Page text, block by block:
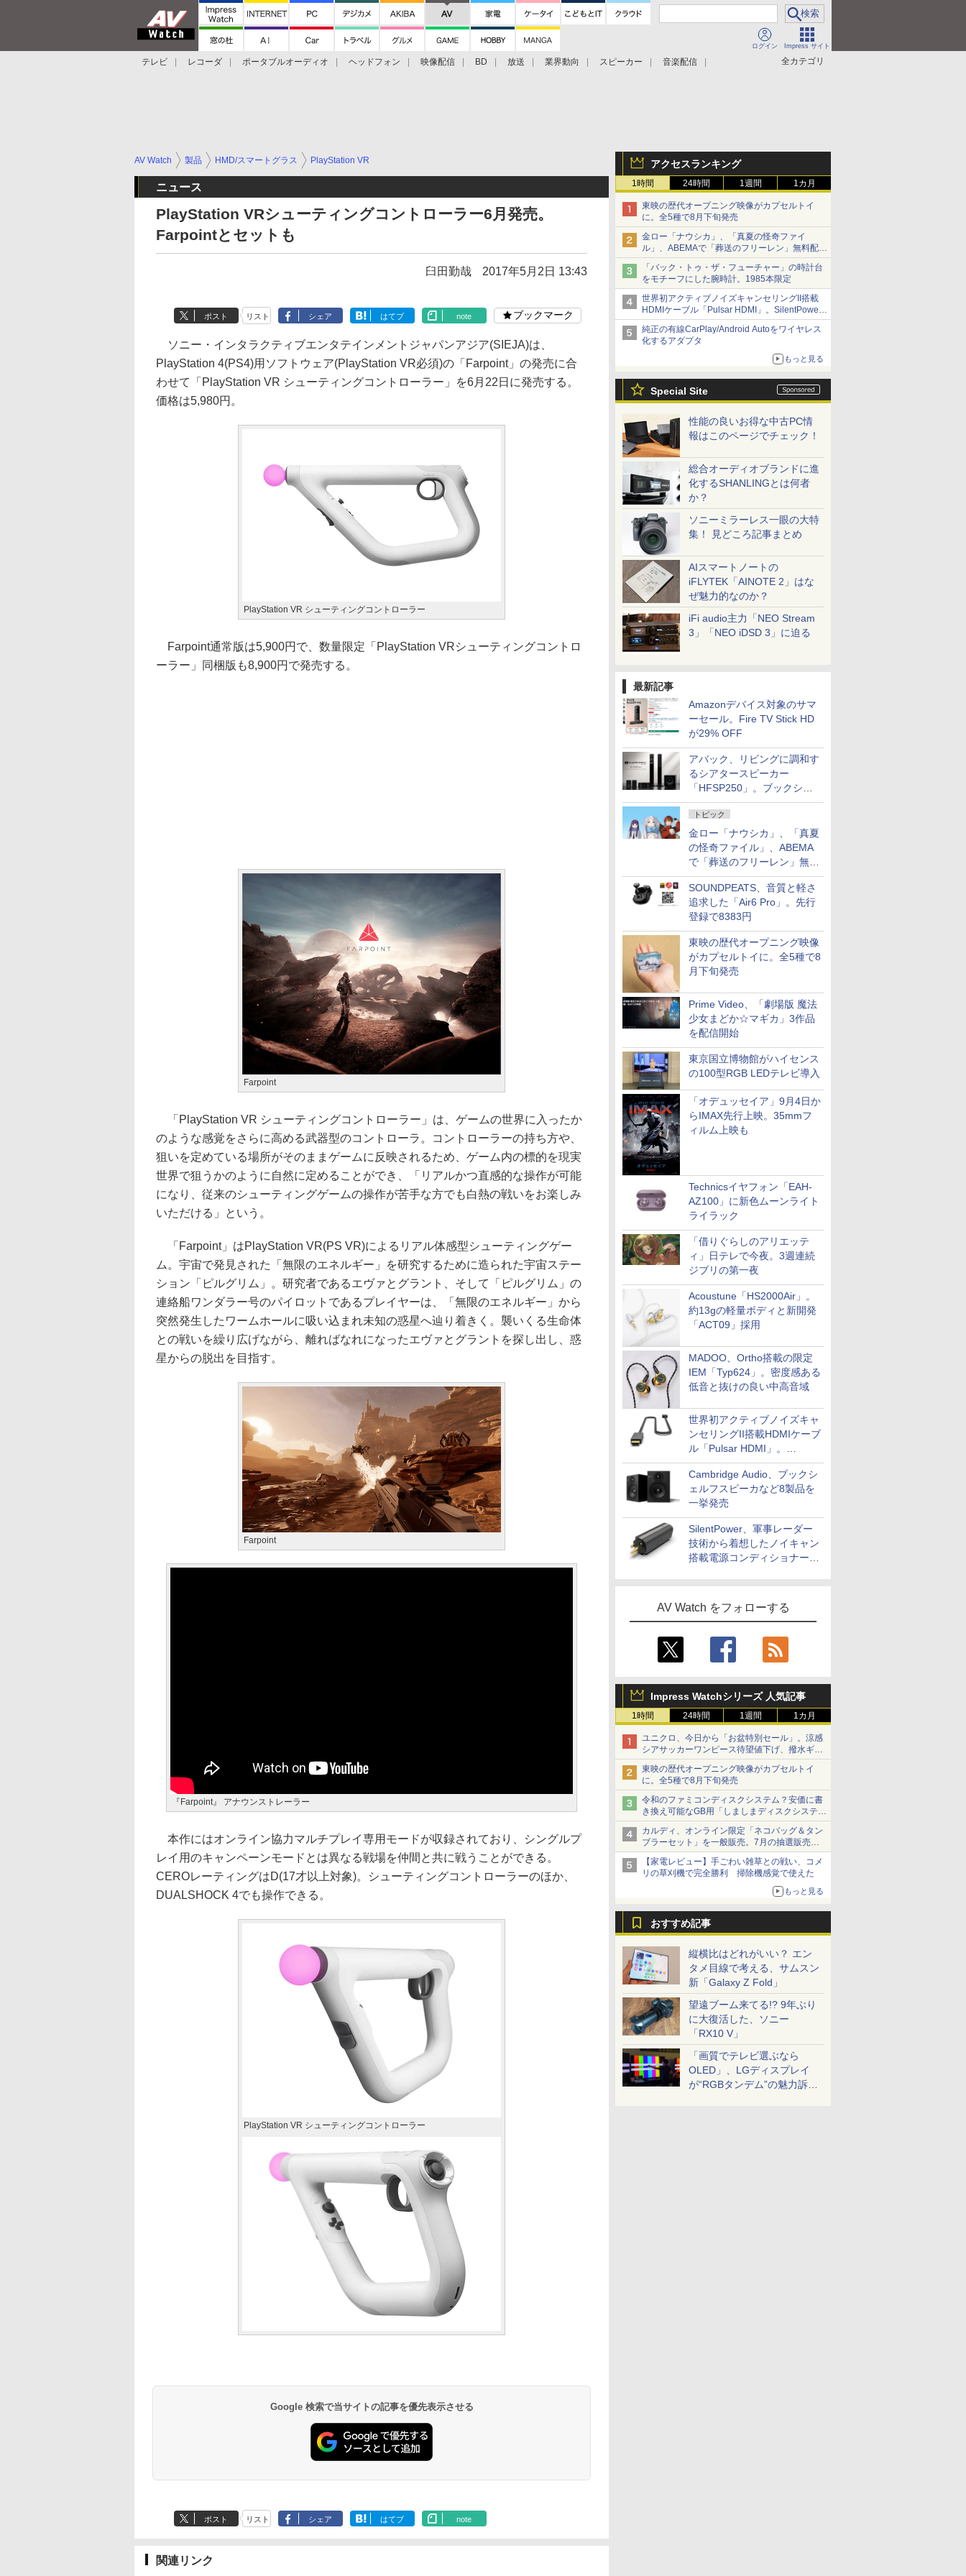
ログイン Impress サイト
全カテゴリ
テレビ レコーダ ポータブルオーディオ ヘッドフォン 映像配信 BD 放送 業界動向 スピーカー
音楽配信
アクセスランキング
1時間 24時間 1週間 1カ月
東映の歴代オープニング映像がカプセルトイ
に。全5種で8月下旬発売
金ロー「ナウシカ」、「真夏の怪奇ファイ
ル」、ABEMAで「葬送のフリーレン」無料配信
など。夏の特番・配信情報
「バック・トゥ・ザ・フューチャー」の時計台
をモチーフにした腕時計。1985本限定
世界初アクティブノイズキャンセリングII搭載
HDMIケーブル「Pulsar HDMI」。SilentPower
から
純正の有線CarPlay/Android Autoをワイヤレス
化するアダプタ
もっと見る
Special Site
性能の良いお得な中古PC情
報はこのページでチェック！
総合オーディオブランドに進
化するSHANLINGとは何者
か？
ソニーミラーレス一眼の大特
集！ 見どころ記事まとめ
AIスマートノートの
iFLYTEK「AINOTE 2」はな
ぜ魅力的なのか？
iFi audio主力「NEO Stream
3」「NEO iDSD 3」に迫る
最新記事
Amazonデバイス対象のサマ
ーセール。Fire TV Stick HD
が29% OFF
アバック、リビングに調和す
るシアタースピーカー
「HFSP250」。ブックシェ
ルフはペア3万円以下
トピック
金ロー「ナウシカ」、「真夏
の怪奇ファイル」、ABEMA
で「葬送のフリーレン」無料
配信など。夏の特番・配信情
報
SOUNDPEATS、音質と軽さ
追求した「Air6 Pro」。先行
登録で8383円
東映の歴代オープニング映像
がカプセルトイに。全5種で8
月下旬発売
Prime Video、「劇場版 魔法
少女まどか☆マギカ」3作品
を配信開始
東京国立博物館がハイセンス
の100型RGB LEDテレビ導入
「オデュッセイア」9月4日か
らIMAX先行上映。35mmフ
ィルム上映も
Technicsイヤフォン「EAH-
AZ100」に新色ムーンライト
ライラック
「借りぐらしのアリエッテ
ィ」日テレで今夜。3週連続
ジブリの第一夜
Acoustune「HS2000Air」。
約13gの軽量ボディと新開発
「ACT09」採用
MADOO、Ortho搭載の限定
IEM「Typ624」。密度感ある
低音と抜けの良い中高音域
世界初アクティブノイズキャ
ンセリングII搭載HDMIケーブ
ル「Pulsar HDMI」。
SilentPowerから
Cambridge Audio、ブックシ
ェルフスピーカなど8製品を
一挙発売
SilentPower、軍事レーダー
技術から着想したノイキャン
搭載電源コンディショナー
AV Watch をフォローする
Impress Watchシリーズ 人気記事
1時間 24時間 1週間 1カ月
ユニクロ、今日から「お盆特別セール」。涼感
シアサッカーワンピース待望値下げ、撥水ギア
ショーツは1990円に
東映の歴代オープニング映像がカプセルトイ
に。全5種で8月下旬発売
令和のファミコンディスクシステム？安価に書
き換え可能なGB用「しましまディスクシステ
ム」
カルディ、オンライン限定「ネコバッグ＆タン
ブラーセット」を一般販売。7月の抽選販売の
当選無効分
【家電レビュー】手ごわい雑草との戦い、コメ
リの草刈機で完全勝利 掃除機感覚で使えた
もっと見る
おすすめ記事
縦横比はどれがいい？ エン
タメ目線で考える、サムスン
新「Galaxy Z Fold」
望遠ブーム来てる!? 9年ぶり
に大復活した、ソニー
「RX10 V」
「画質でテレビ選ぶなら
OLED」、LGディスプレイ
が“RGBタンデム”の魅力訴
AV Watch 製品 HMD/スマートグラス PlayStation VR
ニュース
PlayStation VRシューティングコントローラー6月発売。
Farpointとセットも
臼田勤哉 2017年5月2日 13:43
ポスト リスト シェア はてブ note ブックマーク
ソニー・インタラクティブエンタテインメントジャパンアジア(SIEJA)は、
PlayStation 4(PS4)用ソフトウェア(PlayStation VR必須)の「Farpoint」の発売に合
わせて「PlayStation VR シューティングコントローラー」を6月22日に発売する。
価格は5,980円。
PlayStation VR シューティングコントローラー
Farpoint通常版は5,900円で、数量限定「PlayStation VRシューティングコントロ
ーラー」同梱版も8,900円で発売する。
Farpoint
「PlayStation VR シューティングコントローラー」は、ゲームの世界に入ったか
のような感覚をさらに高める武器型のコントローラ。コントローラーの持ち方や、
狙いを定めている場所がそのままゲームに反映されるため、ゲーム内の標的を現実
世界で狙うかのように自然に定めることができ、「リアルかつ直感的な操作が可能
になり、従来のシューティングゲームの操作が苦手な方でも白熱の戦いをお楽しみ
いただける」という。
「Farpoint」はPlayStation VR(PS VR)によるリアル体感型シューティングゲー
ム。宇宙で発見された「無限のエネルギー」を研究するために造られた宇宙ステー
ション「ピルグリム」。研究者であるエヴァとグラント、そして「ピルグリム」の
連絡船ワンダラー号のパイロットであるプレイヤーは、「無限のエネルギー」から
突然発生したワームホールに吸い込まれ未知の惑星へ辿り着きく。襲いくる生命体
との戦いを繰り広げながら、離ればなれになったエヴァとグラントを探し出し、惑
星からの脱出を目指す。
Farpoint
『Farpoint』 アナウンストレーラー
本作にはオンライン協力マルチプレイ専用モードが収録されており、シングルプ
レイ用のキャンペーンモードとは異なる戦場を仲間と共に戦うことができる。
CEROレーティングはD(17才以上対象)。シューティングコントローラーのほか、
DUALSHOCK 4でも操作できる。
PlayStation VR シューティングコントローラー
Google 検索で当サイトの記事を優先表示させる
ポスト リスト シェア はてブ note
関連リンク